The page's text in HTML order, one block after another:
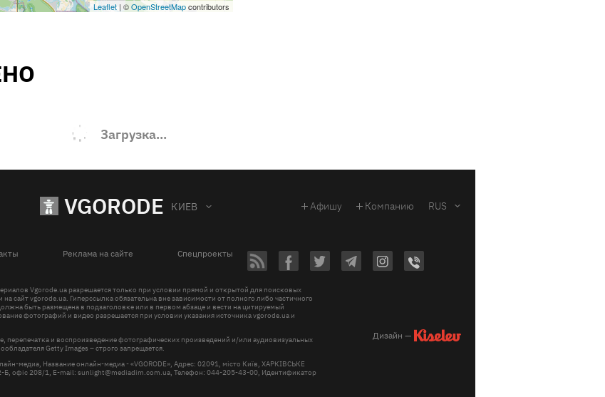
Leaflet | ©OpenStreetMapcontributors
Загрузка...
VGORODE КИЕВ Афишу Компанию RUS
Реклама на сайте
Спецпроекты
Vgorode.ua разрешается только при условии прямой и открытой для поисковых
на сайт vgorode.ua. Гиперссылка обязательна вне зависимости от полного либо частичного
быть размещена в подзаголовке или в первом абзаце и вести на цитируемый
фотографий и видео разрешается при условии указания источника vgorode.ua и
перепечатка и воспроизведение фотографических произведений и/или аудиовизуальных
Getty Images – строго запрещается.
медиа, Название онлайн-медиа - «VGORODE», Адрес: 02091, місто Київ, ХАРКІВСЬКЕ
офіс 208/1, E-mail: sunlight@mediadim.com.ua, Телефон: 044-205-43-00, Идентификатор
Дизайн —